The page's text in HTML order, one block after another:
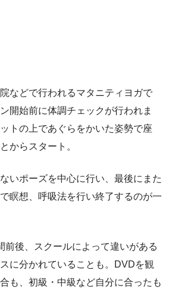
などで行われるマタニティヨガで
開始前に体調チェックが行われま
トの上であぐらをかいた姿勢で座
からスタート。
いポーズを中心に行い、最後にまた
瞑想、呼吸法を行い終了するのが一
前後、スクールによって違いがある
に分かれていることも。DVDを観
も、初級・中級など自分に合ったも